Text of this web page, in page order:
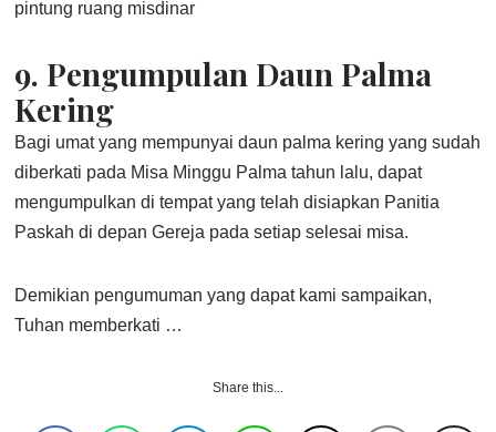
pintung ruang misdinar
9. Pengumpulan Daun Palma
Kering
Bagi umat yang mempunyai daun palma kering yang sudah
diberkati pada Misa Minggu Palma tahun lalu, dapat
mengumpulkan di tempat yang telah disiapkan Panitia
Paskah di depan Gereja pada setiap selesai misa.
Demikian pengumuman yang dapat kami sampaikan,
Tuhan memberkati …
Share this...